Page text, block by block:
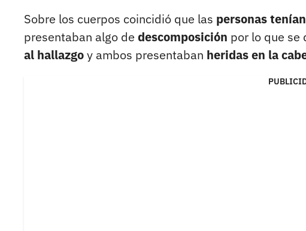
Sobre los cuerpos coincidió que las personas
presentaban algo de descomposición por lo que se
al hallazgoy ambos presentaban heridas en la